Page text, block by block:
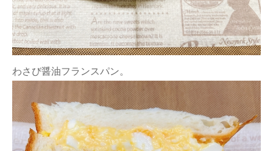
わさび醤油フランスパン。